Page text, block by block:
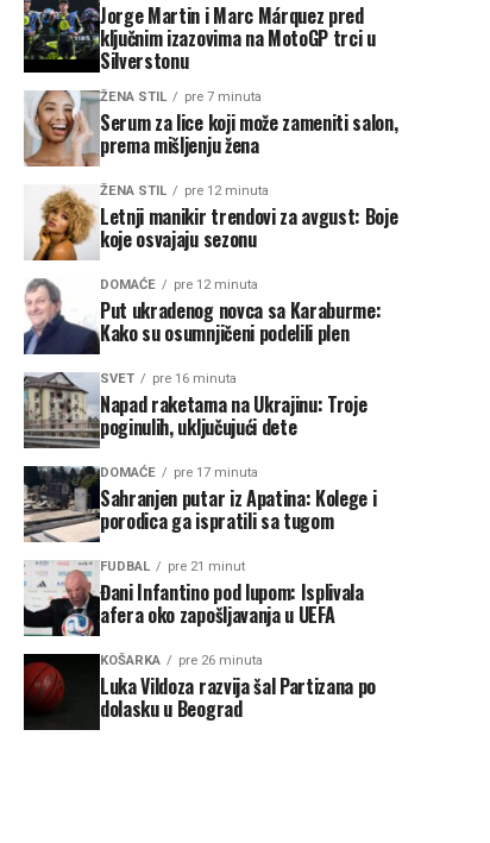
Jorge Martin i Marc Márquez pred
ključnim izazovima na MotoGP trci u
Silverstonu
ŽENA STIL pre 7 minuta
Serum za lice koji može zameniti salon,
prema mišljenju žena
ŽENA STIL pre 12 minuta
Letnji manikir trendovi za avgust: Boje
koje osvajaju sezonu
DOMAĆE pre 12 minuta
Put ukradenog novca sa Karaburme:
Kako su osumnjičeni podelili plen
SVET pre 16 minuta
Napad raketama na Ukrajinu: Troje
poginulih, uključujući dete
DOMAĆE pre 17 minuta
Sahranjen putar iz Apatina: Kolege i
porodica ga ispratili sa tugom
FUDBAL pre 21 minut
Đani Infantino pod lupom: Isplivala
afera oko zapošljavanja u UEFA
KOŠARKA pre 26 minuta
Luka Vildoza razvija šal Partizana po
dolasku u Beograd